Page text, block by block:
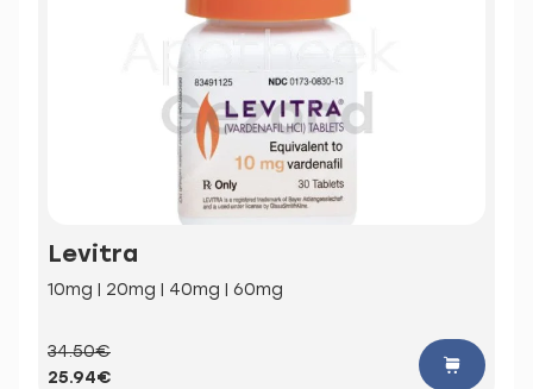
Levitra
10mg | 20mg | 40mg | 60mg
34.50€
25.94€